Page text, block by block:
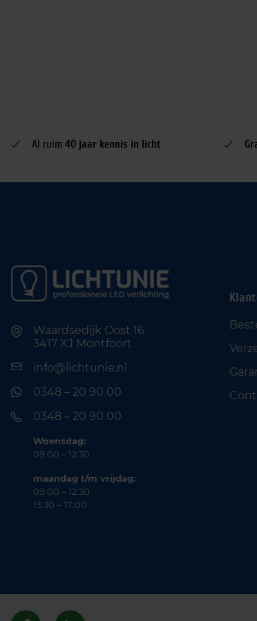
Al ruim 40 jaar kennis in licht
Waardsedijk Oost 16
3417 XJ Montfoort
info@lichtunie.nl
0348 – 20 90 00
0348 – 20 90 00
Woensdag:
09:00 – 12:30
maandag t/m vrijdag:
09:00 – 12:30
13:30 – 17:00